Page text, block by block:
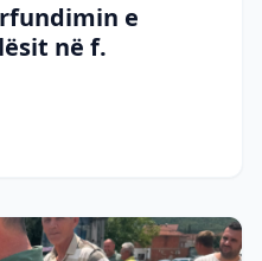
e
në f.